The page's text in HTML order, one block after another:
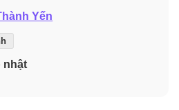
Yến
nhật